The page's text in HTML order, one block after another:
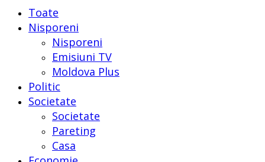
Toate
Nisporeni
Nisporeni
Emisiuni TV
Moldova Plus
Politic
Societate
Societate
Pareting
Casa